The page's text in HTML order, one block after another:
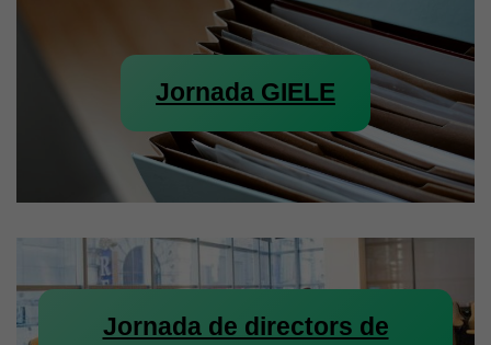
Jornada GIELE
Jornada de directors de